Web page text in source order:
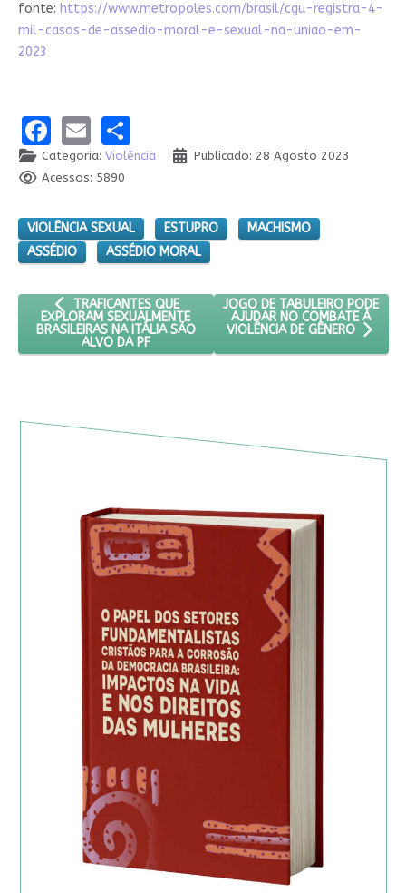
fonte: https://www.metropoles.com/brasil/cgu-registra-4-
mil-casos-de-assedio-moral-e-sexual-na-uniao-em-
2023
Facebook
EmailShare
Categoria: Violência
Publicado: 28 Agosto 2023
Acessos: 5890
VIOLÊNCIA SEXUAL ESTUPRO
MACHISMO
ASSÉDIO
ASSÉDIO MORAL
ARTIGO ANTERIOR: TRAFICANTES QUE EXPLORAM
TRAFICANTES QUE
EXPLORAM SEXUALMENTE
BRASILEIRAS NA ITÁLIA SÃO
ALVO DA PF
PRÓXIMO ARTIGO: JOGO DE
JOGO DE TABULEIRO PODE
AJUDAR NO COMBATE À
VIOLÊNCIA DE GÊNERO